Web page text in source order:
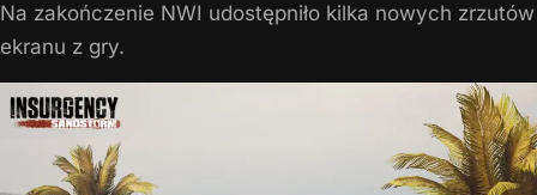
Na zakończenie NWI udostępniło kilka nowych zrzutów
ekranu z gry.